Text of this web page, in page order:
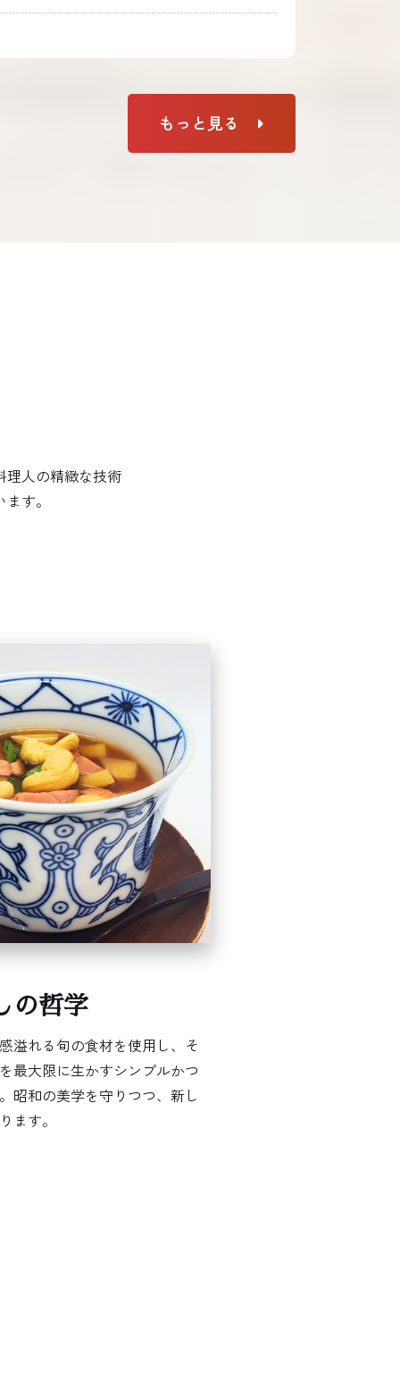
もっと見る
理人の精緻な技術
す。
の哲学
溢れる旬の食材を使用し、そ
最大限に生かすシンプルかつ
昭和の美学を守りつつ、新し
ます。